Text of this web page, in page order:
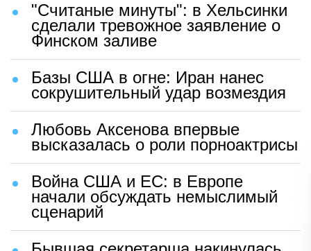
"Считаные минуты": в Хельсинки
сделали тревожное заявление о
Финском заливе
Базы США в огне: Иран нанес
сокрушительный удар возмездия
Любовь Аксенова впервые
высказалась о роли порноактрисы
Война США и ЕС: в Европе
начали обсуждать немыслимый
сценарий